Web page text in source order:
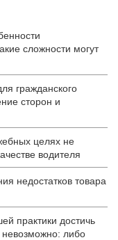
сложности могут
гражданского
сторон и
целях не
водителя
недостатков товара
практики достичь
невозможно: либо